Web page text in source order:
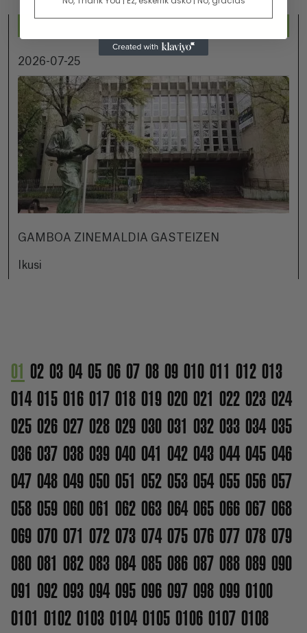
2026-07-25
GAMBOA ZINEMALDIA GASTEIZEN
Ikusi
01 02 03 04 05 06 07 08 09 010 011 012 013
014 015 016 017 018 019 020 021 022 023 024
025 026 027 028 029 030 031 032 033 034 035
036 037 038 039 040 041 042 043 044 045 046
047 048 049 050 051 052 053 054 055 056 057
058 059 060 061 062 063 064 065 066 067 068
069 070 071 072 073 074 075 076 077 078 079
080 081 082 083 084 085 086 087 088 089 090
091 092 093 094 095 096 097 098 099 0100
0101 0102 0103 0104 0105 0106 0107 0108